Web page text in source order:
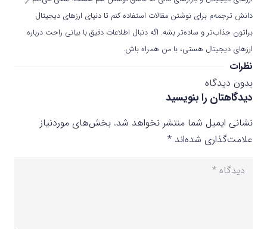
دانش ترجمه‌م برای نوشتن مقالات استفاده کنم تا دنیای ارزهای دیجیتال
براتون جذاب‌تر و ساده‌تر بشه. اگه دنبال اطلاعات دقیق با بیانی راحت درباره
ارزهای دیجیتال هستی، با من همراه باش.
نظرات
بدون دیدگاه
دیدگاهتان را بنویسید
نشانی ایمیل شما منتشر نخواهد شد. بخش‌های موردنیاز
علامت‌گذاری شده‌اند *